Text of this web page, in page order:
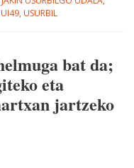
UI49, USURBIL
bat da;
eta
jartzeko